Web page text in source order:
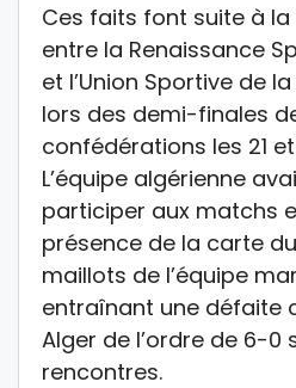
Ces faits font suite à
entre la Renaissance
et l’Union Sportive de
lors des demi-finales
confédérations les 21
L’équipe algérienne
participer aux matchs
présence de la carte
maillots de l’équipe
entraînant une défaite
Alger de l’ordre de 6-0
rencontres.